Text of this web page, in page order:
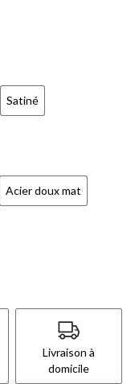
Satiné
Acier doux mat
Livraison à
domicile